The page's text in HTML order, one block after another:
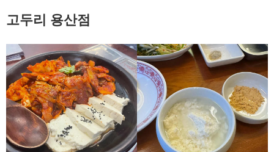
고두리 용산점